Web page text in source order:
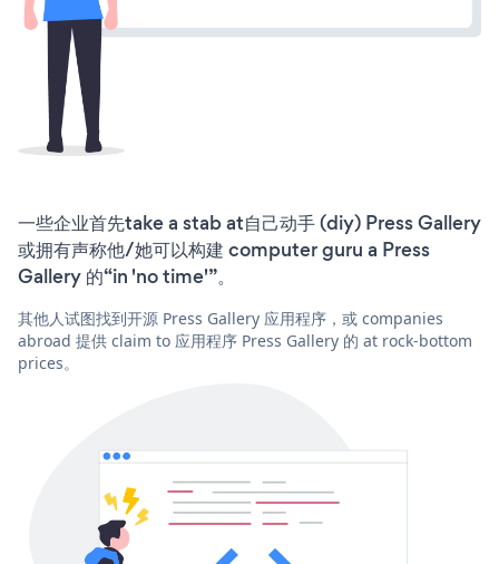
一些企业首先take a stab at自己动手 (diy) Press Gallery
或拥有声称他/她可以构建 computer guru a Press
Gallery 的“in 'no time'”。
其他人试图找到开源 Press Gallery 应用程序，或 companies
abroad 提供 claim to 应用程序 Press Gallery 的 at rock-bottom
prices。